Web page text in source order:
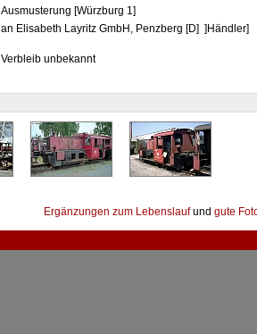
Ausmusterung [Würzburg 1]
an Elisabeth Layritz GmbH, Penzberg [D] ]Händler]
Verbleib unbekannt
Ergänzungen zum Lebenslaufund gute